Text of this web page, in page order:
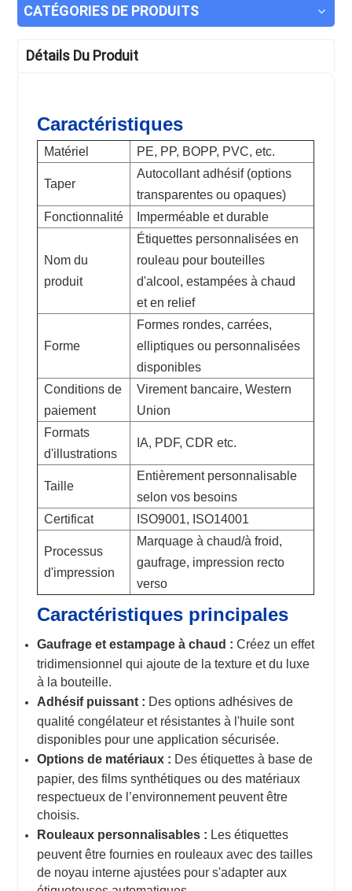
CATÉGORIES DE PRODUITS
Détails Du Produit
Caractéristiques
Matériel PE, PP, BOPP, PVC, etc.
Taper
Autocollant adhésif (options
transparentes ou opaques)
Fonctionnalité
Imperméable et durable
Nom du
produit
Étiquettes personnalisées en
rouleau pour bouteilles
d'alcool, estampées à chaud
et en relief
Forme
Formes rondes, carrées,
elliptiques ou personnalisées
disponibles
Conditions de
paiement
Virement bancaire, Western
Union
Formats
d'illustrations
IA, PDF, CDR etc.
Taille
Entièrement personnalisable
selon vos besoins
Certificat
ISO9001, ISO14001
Processus
d'impression
Marquage à chaud/à froid,
gaufrage, impression recto
verso
Caractéristiques principales
Gaufrage et estampage à chaud : Créez un effet
tridimensionnel qui ajoute de la texture et du luxe
à la bouteille.
Adhésif puissant : Des options adhésives de
qualité congélateur et résistantes à l'huile sont
disponibles pour une application sécurisée.
Options de matériaux : Des étiquettes à base de
papier, des films synthétiques ou des matériaux
respectueux de l’environnement peuvent être
choisis.
Rouleaux personnalisables : Les étiquettes
peuvent être fournies en rouleaux avec des tailles
de noyau interne ajustées pour s'adapter aux